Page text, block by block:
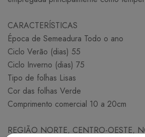
CARACTERÍSTICAS
Época de Semeadura Todo o ano
Ciclo Verão (dias) 55
Ciclo Inverno (dias) 75
Tipo de folhas Lisas
Cor das folhas Verde
Comprimento comercial 10 a 20cm
REGIÃO NORTE, CENTRO-OESTE,